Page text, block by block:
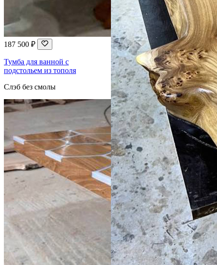
187 500 ₽
Тумба для ванной с
подстольем из тополя
Слэб без смолы